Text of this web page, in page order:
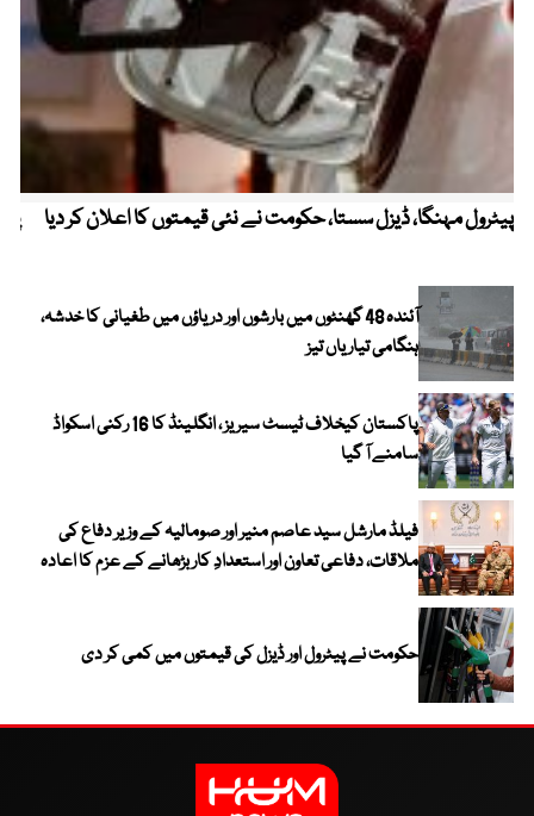
پیٹرول مہنگا، ڈیزل سستا، حکومت نے نئی قیمتوں کا اعلان کر دیا
آئندہ 48 گھنٹوں میں بارشوں اور دریاؤں میں طغیانی کا خدشہ،
ہنگامی تیاریاں تیز
پاکستان کیخلاف ٹیسٹ سیریز ، انگلینڈ کا 16 رکنی اسکواڈ
سامنے آ گیا
فیلڈ مارشل سید عاصم منیر اور صومالیہ کے وزیر دفاع کی
ملاقات، دفاعی تعاون اور استعدادِ کار بڑھانے کے عزم کا اعادہ
حکومت نے پیٹرول اور ڈیزل کی قیمتوں میں کمی کر دی